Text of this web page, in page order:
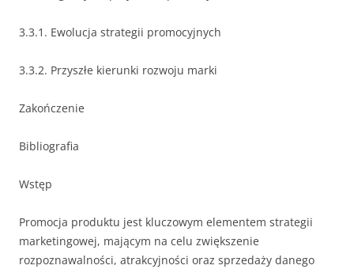
3.3.1. Ewolucja strategii promocyjnych
3.3.2. Przyszłe kierunki rozwoju marki
Zakończenie
Bibliografia
Wstęp
Promocja produktu jest kluczowym elementem strategii
marketingowej, mającym na celu zwiększenie
rozpoznawalności, atrakcyjności oraz sprzedaży danego